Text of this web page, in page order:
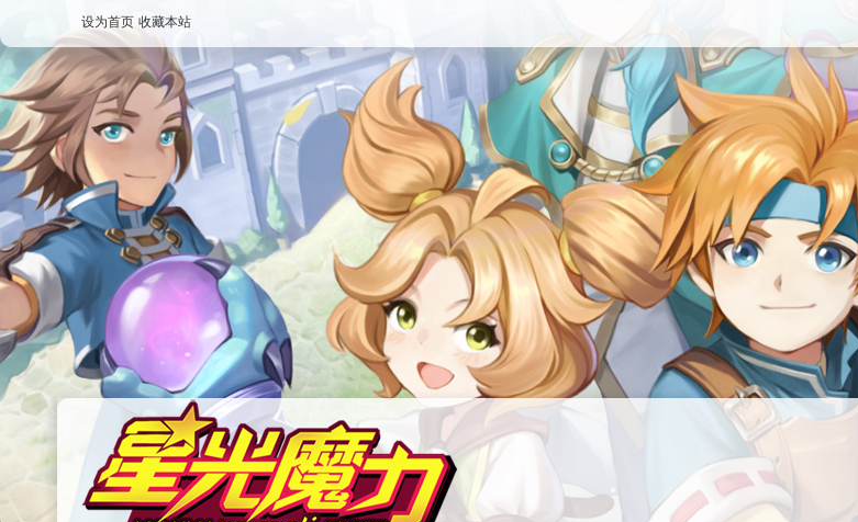
设为首页 收藏本站